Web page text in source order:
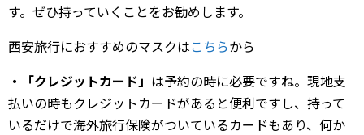
す。ぜひ持っていくことをお勧めします。
西安旅行におすすめのマスクはこちらから
・「クレジットカード」 は予約の時に必要ですね。現地支
払いの時もクレジットカードがあると便利ですし、持って
いるだけで海外旅行保険がついているカードもあり、何か